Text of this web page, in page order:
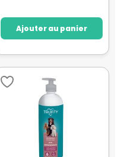
Ajouter au panier